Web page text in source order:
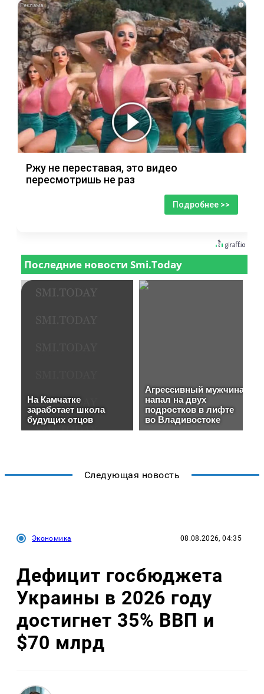
i
Ржу не переставая, это видео
пересмотришь не раз
Подробнее >>
Следующая новость
Экономика 08.08.2026, 04:35
Дефицит госбюджета
Украины в 2026 году
достигнет 35% ВВП и
$70 млрд